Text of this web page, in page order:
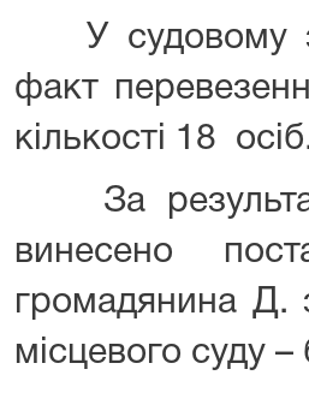
У судовому
факт
кількості 18
За
винесено
громадянина Д.
місцевого суду –